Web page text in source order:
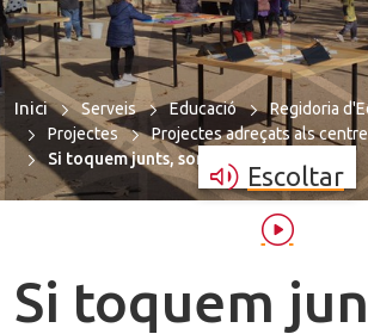
Escoltar
Inici Serveis Educació
Regidoria
Projectes
Projectes adreçats als
Si toquem junts, sona millor
Si toquem